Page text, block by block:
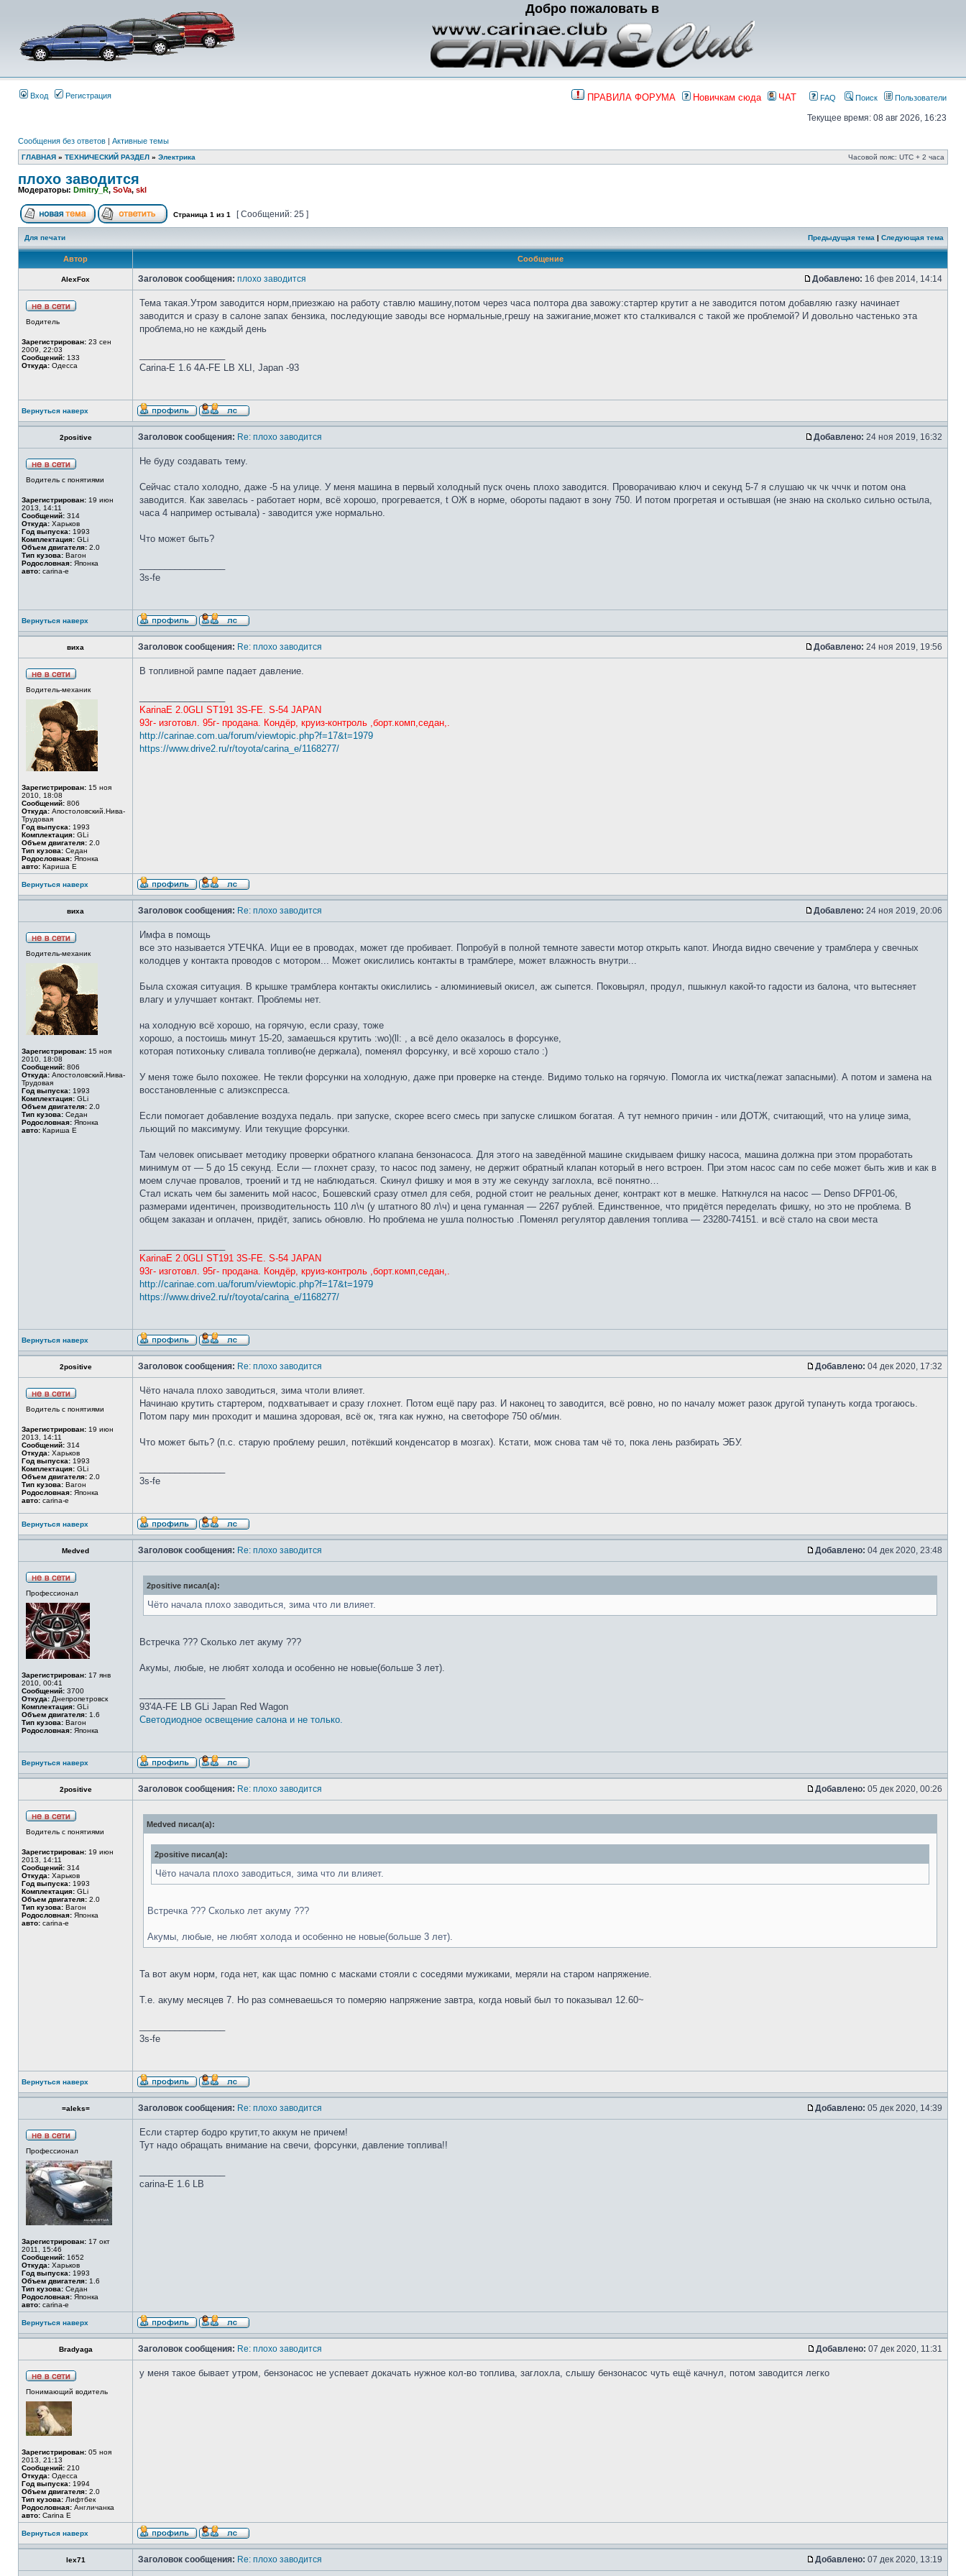
Добро пожаловать в
Вход Регистрация ПРАВИЛА ФОРУМА Новичкам сюда ЧАТ FAQ Поиск Пользователи
Текущее время: 08 авг 2026, 16:23
Сообщения без ответов | Активные темы
ГЛАВНАЯ » ТЕХНИЧЕСКИЙ РАЗДЕЛ » Электрика Часовой пояс: UTC + 2 часа
плохо заводится
Модераторы: Dmitry_R, SoVa, skl
Страница 1 из 1 [ Сообщений: 25 ]
Для печати Предыдущая тема | Следующая тема
Автор Сообщение
AlexFox Заголовок сообщения: плохо заводится Добавлено: 16 фев 2014, 14:14
Водитель
Зарегистрирован: 23 сен
2009, 22:03
Сообщений: 133
Откуда: Одесса
Тема такая.Утром заводится норм,приезжаю на работу ставлю машину,потом через часа полтора два завожу:стартер крутит а не заводится потом добавляю газку начинает
заводится и сразу в салоне запах бензика, последующие заводы все нормальные,грешу на зажигание,может кто сталкивался с такой же проблемой? И довольно частенько эта
проблема,но не каждый день
Carina-E 1.6 4A-FE LB XLI, Japan -93
Вернуться наверх
2positive Заголовок сообщения: Re: плохо заводится Добавлено: 24 ноя 2019, 16:32
Водитель с понятиями
Зарегистрирован: 19 июн
2013, 14:11
Сообщений: 314
Откуда: Харьков
Год выпуска: 1993
Комплектация: GLi
Объем двигателя: 2.0
Тип кузова: Вагон
Родословная: Японка
авто: carina-e
Не буду создавать тему.
Сейчас стало холодно, даже -5 на улице. У меня машина в первый холодный пуск очень плохо заводится. Проворачиваю ключ и секунд 5-7 я слушаю чк чк чччк и потом она
заводится. Как завелась - работает норм, всё хорошо, прогревается, t ОЖ в норме, обороты падают в зону 750. И потом прогретая и остывшая (не знаю на сколько сильно остыла,
часа 4 например остывала) - заводится уже нормально.
Что может быть?
3s-fe
Вернуться наверх
виха Заголовок сообщения: Re: плохо заводится Добавлено: 24 ноя 2019, 19:56
Водитель-механик
Зарегистрирован: 15 ноя
2010, 18:08
Сообщений: 806
Откуда: Апостоловский.Нива-
Трудовая
Год выпуска: 1993
Комплектация: GLi
Объем двигателя: 2.0
Тип кузова: Седан
Родословная: Японка
авто: Кариша Е
В топливной рампе падает давление.
KarinaE 2.0GLI ST191 3S-FE. S-54 JAPAN
93г- изготовл. 95г- продана. Кондёр, круиз-контроль ,борт.комп,седан,.
http://carinae.com.ua/forum/viewtopic.php?f=17&t=1979
https://www.drive2.ru/r/toyota/carina_e/1168277/
Вернуться наверх
виха Заголовок сообщения: Re: плохо заводится Добавлено: 24 ноя 2019, 20:06
Водитель-механик
Зарегистрирован: 15 ноя
2010, 18:08
Сообщений: 806
Откуда: Апостоловский.Нива-
Трудовая
Год выпуска: 1993
Комплектация: GLi
Объем двигателя: 2.0
Тип кузова: Седан
Родословная: Японка
авто: Кариша Е
Имфа в помощь
все это называется УТЕЧКА. Ищи ее в проводах, может где пробивает. Попробуй в полной темноте завести мотор открыть капот. Иногда видно свечение у трамблера у свечных
колодцев у контакта проводов с мотором... Может окислились контакты в трамблере, может влажность внутри...
Была схожая ситуация. В крышке трамблера контакты окислились - алюминиевый окисел, аж сыпется. Поковырял, продул, пшыкнул какой-то гадости из балона, что вытесняет
влагу и улучшает контакт. Проблемы нет.
на холодную всё хорошо, на горячую, если сразу, тоже
хорошо, а постоишь минут 15-20, замаешься крутить :wo)(ll: , а всё дело оказалось в форсунке,
которая потихоньку сливала топливо(не держала), поменял форсунку, и всё хорошо стало :)
У меня тоже было похожее. Не текли форсунки на холодную, даже при проверке на стенде. Видимо только на горячую. Помогла их чистка(лежат запасными). А потом и замена на
восстановленные с алиэкспресса.
Если помогает добавление воздуха педаль. при запуске, скорее всего смесь при запуске слишком богатая. А тут немного причин - или ДОТЖ, считающий, что на улице зима,
льющий по максимуму. Или текущие форсунки.
Там человек описывает методику проверки обратного клапана бензонасоса. Для этого на заведённой машине скидываем фишку насоса, машина должна при этом проработать
минимум от — 5 до 15 секунд. Если — глохнет сразу, то насос под замену, не держит обратный клапан который в него встроен. При этом насос сам по себе может быть жив и как в
моем случае провалов, троений и тд не наблюдаться. Скинул фишку и моя в эту же секунду заглохла, всё понятно…
Стал искать чем бы заменить мой насос, Бошевский сразу отмел для себя, родной стоит не реальных денег, контракт кот в мешке. Наткнулся на насос — Denso DFP01-06,
размерами идентичен, производительность 110 л\ч (у штатного 80 л\ч) и цена гуманная — 2267 рублей. Единственное, что придётся переделать фишку, но это не проблема. В
общем заказан и оплачен, придёт, запись обновлю. Но проблема не ушла полностью .Поменял регулятор давления топлива — 23280-74151. и всё стало на свои места
KarinaE 2.0GLI ST191 3S-FE. S-54 JAPAN
93г- изготовл. 95г- продана. Кондёр, круиз-контроль ,борт.комп,седан,.
http://carinae.com.ua/forum/viewtopic.php?f=17&t=1979
https://www.drive2.ru/r/toyota/carina_e/1168277/
Вернуться наверх
2positive Заголовок сообщения: Re: плохо заводится Добавлено: 04 дек 2020, 17:32
Водитель с понятиями
Зарегистрирован: 19 июн
2013, 14:11
Сообщений: 314
Откуда: Харьков
Год выпуска: 1993
Комплектация: GLi
Объем двигателя: 2.0
Тип кузова: Вагон
Родословная: Японка
авто: carina-e
Чёто начала плохо заводиться, зима чтоли влияет.
Начинаю крутить стартером, подхватывает и сразу глохнет. Потом ещё пару раз. И наконец то заводится, всё ровно, но по началу может разок другой тупануть когда трогаюсь.
Потом пару мин проходит и машина здоровая, всё ок, тяга как нужно, на светофоре 750 об/мин.
Что может быть? (п.с. старую проблему решил, потёкший конденсатор в мозгах). Кстати, мож снова там чё то, пока лень разбирать ЭБУ.
3s-fe
Вернуться наверх
Medved Заголовок сообщения: Re: плохо заводится Добавлено: 04 дек 2020, 23:48
Профессионал
Зарегистрирован: 17 янв
2010, 00:41
Сообщений: 3700
Откуда: Днепропетровск
Комплектация: GLi
Объем двигателя: 1.6
Тип кузова: Вагон
Родословная: Японка
2positive писал(а):
Чёто начала плохо заводиться, зима что ли влияет.
Встречка ??? Сколько лет акуму ???
Акумы, любые, не любят холода и особенно не новые(больше 3 лет).
93'4A-FE LB GLi Japan Red Wagon
Светодиодное освещение салона и не только.
Вернуться наверх
2positive Заголовок сообщения: Re: плохо заводится Добавлено: 05 дек 2020, 00:26
Водитель с понятиями
Зарегистрирован: 19 июн
2013, 14:11
Сообщений: 314
Откуда: Харьков
Год выпуска: 1993
Комплектация: GLi
Объем двигателя: 2.0
Тип кузова: Вагон
Родословная: Японка
авто: carina-e
Medved писал(а):
2positive писал(а):
Чёто начала плохо заводиться, зима что ли влияет.
Встречка ??? Сколько лет акуму ???
Акумы, любые, не любят холода и особенно не новые(больше 3 лет).
Та вот акум норм, года нет, как щас помню с масками стояли с соседями мужиками, меряли на старом напряжение.
Т.е. акуму месяцев 7. Но раз сомневаешься то померяю напряжение завтра, когда новый был то показывал 12.60~
3s-fe
Вернуться наверх
=aleks= Заголовок сообщения: Re: плохо заводится Добавлено: 05 дек 2020, 14:39
Профессионал
Зарегистрирован: 17 окт
2011, 15:46
Сообщений: 1652
Откуда: Харьков
Год выпуска: 1993
Объем двигателя: 1.6
Тип кузова: Седан
Родословная: Японка
авто: carina-e
Если стартер бодро крутит,то аккум не причем!
Тут надо обращать внимание на свечи, форсунки, давление топлива!!
carina-E 1.6 LB
Вернуться наверх
Bradyaga Заголовок сообщения: Re: плохо заводится Добавлено: 07 дек 2020, 11:31
Понимающий водитель
Зарегистрирован: 05 ноя
2013, 21:13
Сообщений: 210
Откуда: Одесса
Год выпуска: 1994
Объем двигателя: 2.0
Тип кузова: Лифтбек
Родословная: Англичанка
авто: Carina E
у меня такое бывает утром, бензонасос не успевает докачать нужное кол-во топлива, заглохла, слышу бензонасос чуть ещё качнул, потом заводится легко
Вернуться наверх
lex71 Заголовок сообщения: Re: плохо заводится Добавлено: 07 дек 2020, 13:19